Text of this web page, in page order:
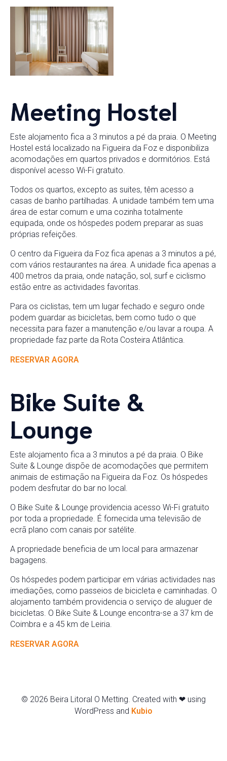
Meeting Hostel
Este alojamento fica a 3 minutos a pé da praia. O Meeting
Hostel está localizado na Figueira da Foz e disponibiliza
acomodações em quartos privados e dormitórios. Está
disponível acesso Wi-Fi gratuito.
Todos os quartos, excepto as suites, têm acesso a
casas de banho partilhadas. A unidade também tem uma
área de estar comum e uma cozinha totalmente
equipada, onde os hóspedes podem preparar as suas
próprias refeições.
O centro da Figueira da Foz fica apenas a 3 minutos a pé,
com vários restaurantes na área. A unidade fica apenas a
400 metros da praia, onde natação, sol, surf e ciclismo
estão entre as actividades favoritas.
Para os ciclistas, tem um lugar fechado e seguro onde
podem guardar as bicicletas, bem como tudo o que
necessita para fazer a manutenção e/ou lavar a roupa. A
propriedade faz parte da Rota Costeira Atlântica.
RESERVAR AGORA
Bike Suite &
Lounge
Este alojamento fica a 3 minutos a pé da praia. O Bike
Suite & Lounge dispõe de acomodações que permitem
animais de estimação na Figueira da Foz. Os hóspedes
podem desfrutar do bar no local.
O Bike Suite & Lounge providencia acesso Wi-Fi gratuito
por toda a propriedade. É fornecida uma televisão de
ecrã plano com canais por satélite.
A propriedade beneficia de um local para armazenar
bagagens.
Os hóspedes podem participar em várias actividades nas
imediações, como passeios de bicicleta e caminhadas. O
alojamento também providencia o serviço de aluguer de
bicicletas. O Bike Suite & Lounge encontra-se a 37 km de
Coimbra e a 45 km de Leiria.
RESERVAR AGORA
© 2026 Beira Litoral O Metting. Created with ❤ using
WordPress and Kubio